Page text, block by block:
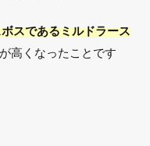
スであるミルドラース
高くなったことです